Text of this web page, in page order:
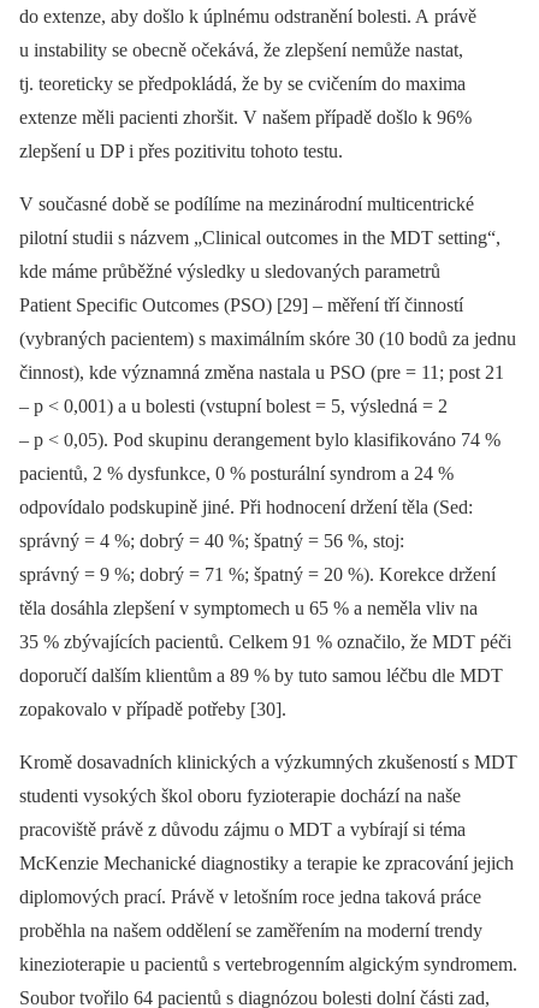
do extenze, aby došlo k úplnému odstranění bolesti. A právě
u instability se obecně očekává, že zlepšení nemůže nastat,
tj. teoreticky se předpokládá, že by se cvičením do maxima
extenze měli pacienti zhoršit. V našem případě došlo k 96%
zlepšení u DP i přes pozitivitu tohoto testu.
V současné době se podílíme na mezinárodní multicentrické
pilotní studii s názvem „Clinical outcomes in the MDT setting“,
kde máme průběžné výsledky u sledovaných parametrů
Patient Specific Outcomes (PSO) [29] –⁠ měření tří činností
(vybraných pacientem) s maximálním skóre 30 (10 bodů za jednu
činnost), kde významná změna nastala u PSO (pre = 11; post 21
–⁠ p < 0,001) a u bolesti (vstupní bolest = 5, výsledná = 2
–⁠ p < 0,05). Pod skupinu derangement bylo klasifikováno 74 %
pacientů, 2 % dysfunkce, 0 % posturální syndrom a 24 %
odpovídalo podskupině jiné. Při hodnocení držení těla (Sed:
správný = 4 %; dobrý = 40 %; špatný = 56 %, stoj:
správný = 9 %; dobrý = 71 %; špatný = 20 %). Korekce držení
těla dosáhla zlepšení v symptomech u 65 % a neměla vliv na
35 % zbývajících pacientů. Celkem 91 % označilo, že MDT péči
doporučí dalším klientům a 89 % by tuto samou léčbu dle MDT
zopakovalo v případě potřeby [30].
Kromě dosavadních klinických a výzkumných zkušeností s MDT
studenti vysokých škol oboru fyzioterapie dochází na naše
pracoviště právě z důvodu zájmu o MDT a vybírají si téma
McKenzie Mechanické diagnostiky a terapie ke zpracování jejich
diplomových prací. Právě v letošním roce jedna taková práce
proběhla na našem oddělení se zaměřením na moderní trendy
kinezioterapie u pacientů s vertebrogenním algickým syndromem.
Soubor tvořilo 64 pacientů s diagnózou bolesti dolní části zad,